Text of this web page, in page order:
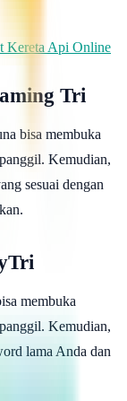
Kereta Api Online
Tri
bisa membuka
Kemudian,
sesuai dengan
membuka
Kemudian,
lama Anda dan